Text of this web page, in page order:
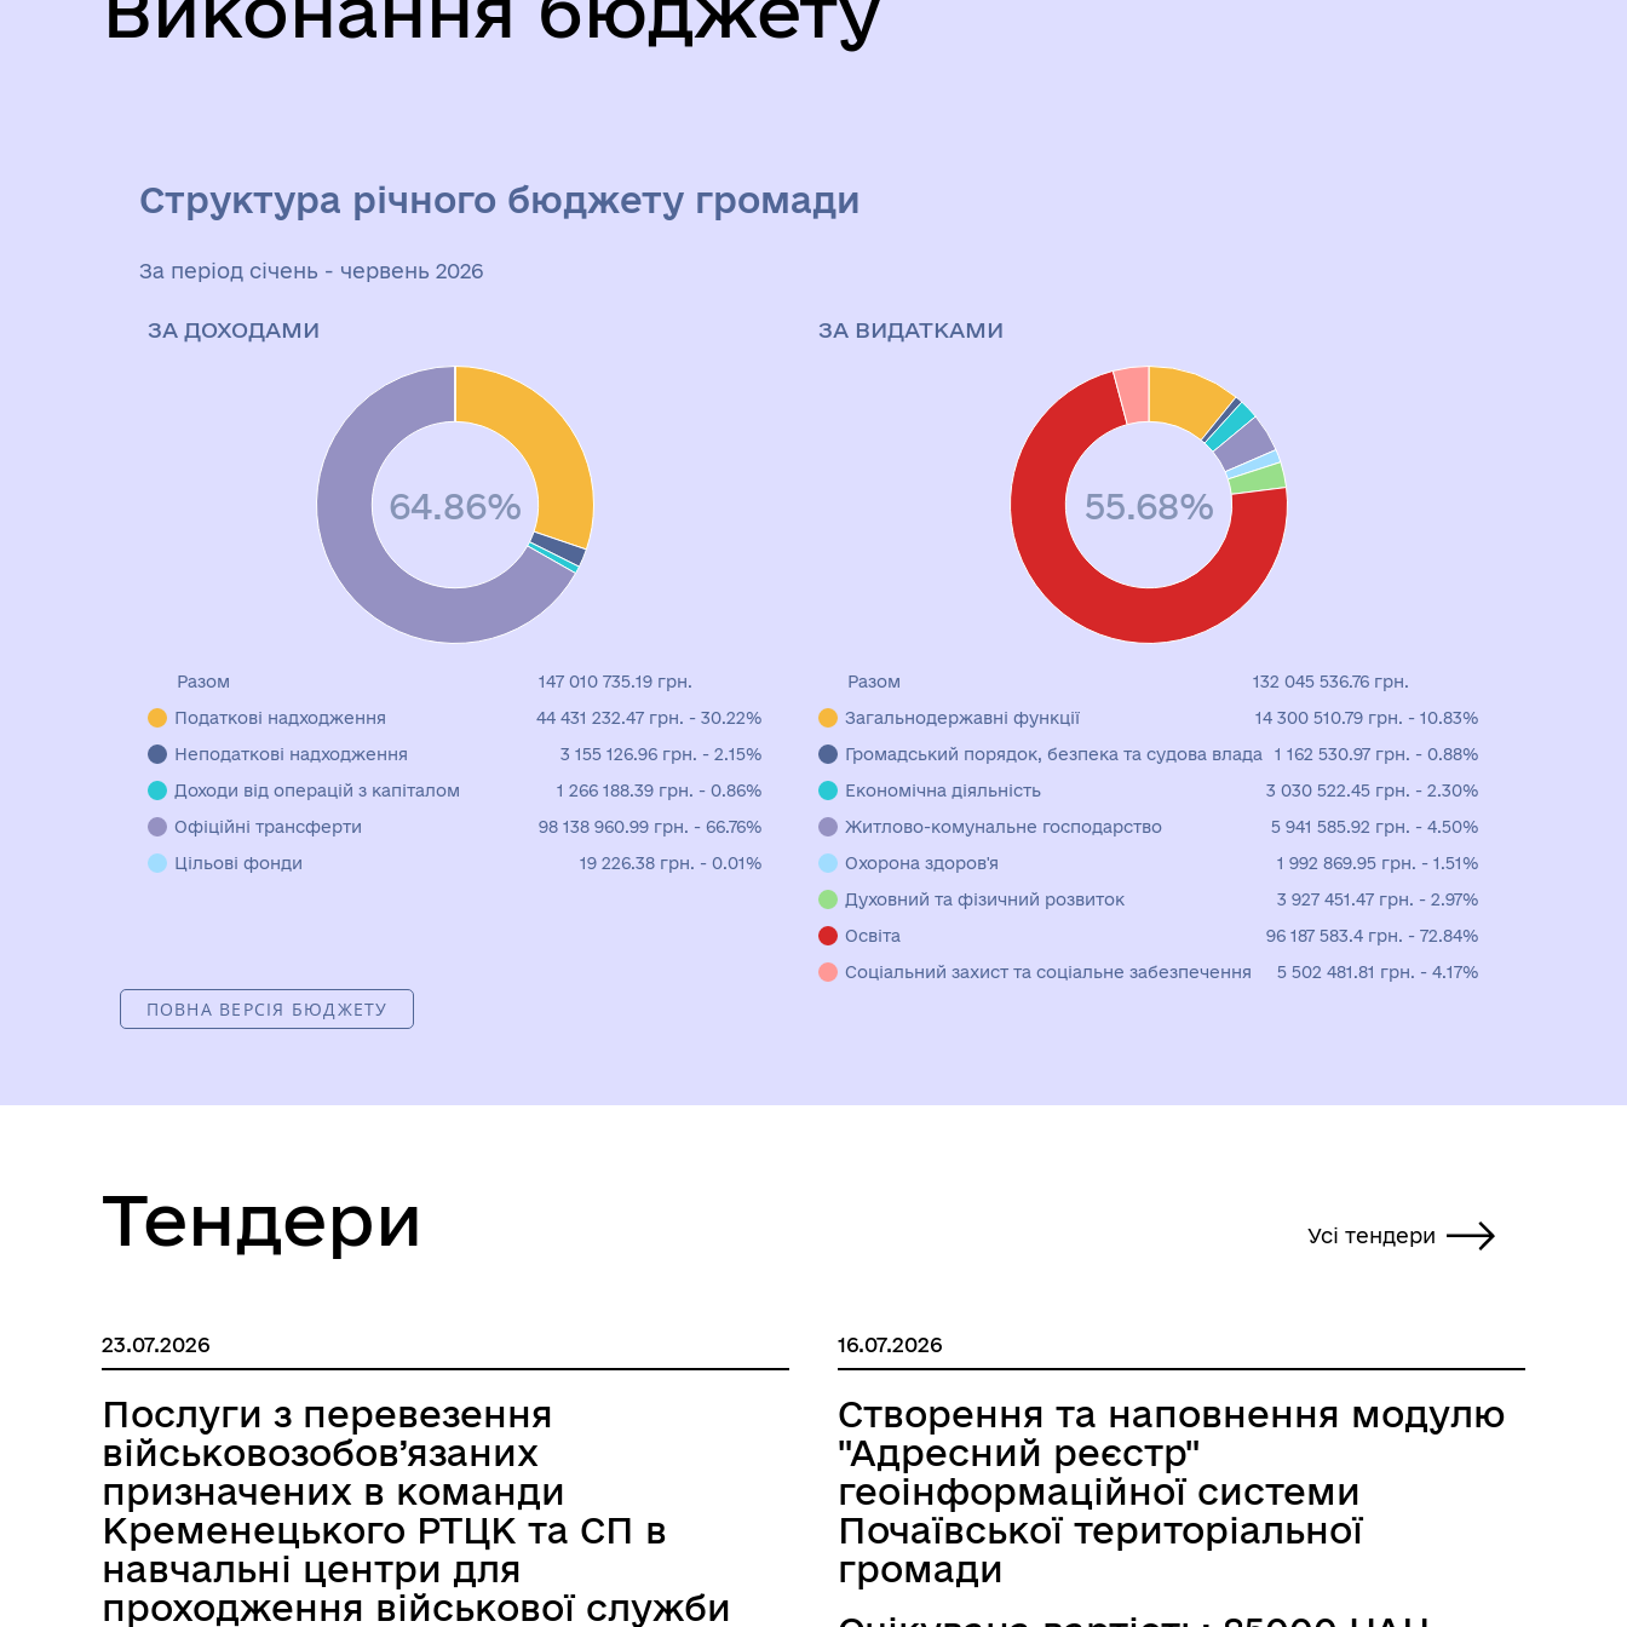
Структура річного бюджету громади
За період січень - червень 2026
ЗА ДОХОДАМИ
64.86%
Разом
147 010 735.19 грн.
Податкові надходження
44 431 232.47 грн. - 30.22%
Неподаткові надходження
3 155 126.96 грн. - 2.15%
Доходи від операцій з капіталом
1 266 188.39 грн. - 0.86%
Офіційні трансферти
98 138 960.99 грн. - 66.76%
Цільові фонди
19 226.38 грн. - 0.01%
ЗА ВИДАТКАМИ
55.68%
Разом
132 045 536.76 грн.
Загальнодержавні функції
14 300 510.79 грн. - 10.83%
Громадський порядок, безпека та судова влада
1 162 530.97 грн. - 0.88%
Економічна діяльність
3 030 522.45 грн. - 2.30%
Житлово-комунальне господарство
5 941 585.92 грн. - 4.50%
Охорона здоров'я
1 992 869.95 грн. - 1.51%
Духовний та фізичний розвиток
3 927 451.47 грн. - 2.97%
Освіта
96 187 583.4 грн. - 72.84%
Соціальний захист та соціальне забезпечення
5 502 481.81 грн. - 4.17%
ПОВНА ВЕРСІЯ БЮДЖЕТУ
Тендери Усі тендери
23.07.2026
Послуги з перевезення
військовозобов’язаних
призначених в команди
Кременецького РТЦК та СП в
навчальні центри для
проходження військової служби
16.07.2026
Створення та наповнення модулю
"Адресний реєстр"
геоінформаційної системи
Почаївської територіальної
громади